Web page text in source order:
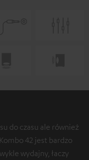
do czasu ale również
42 jest bardzo
wydajny, łaczy